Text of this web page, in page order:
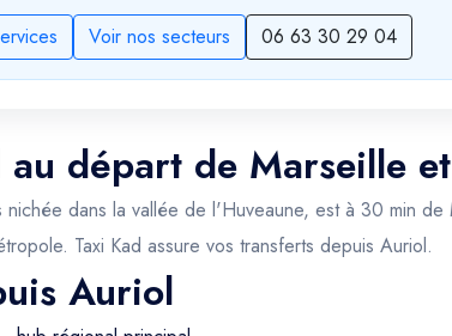
Voir nos secteurs 06 63 30 29 04
départ de Marseille
dans la vallée de l'Huveaune, est à 30 min
Taxi Kad assure vos transferts depuis Auriol.
Auriol